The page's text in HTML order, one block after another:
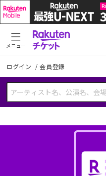
ログイン /会員登録
メニュー